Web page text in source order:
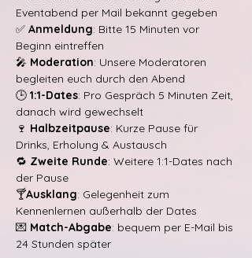
Eventabend per Mail bekannt gegeben
✅ Anmeldung: Bitte 15 Minuten vor
Beginn eintreffen
🎤 Moderation: Unsere Moderatoren
begleiten euch durch den Abend
🕒 1:1-Dates: Pro Gespräch 5 Minuten Zeit,
danach wird gewechselt
🍷 Halbzeitpause: Kurze Pause für
Drinks, Erholung & Austausch
🔁 Zweite Runde: Weitere 1:1-Dates nach
der Pause
🍸Ausklang: Gelegenheit zum
Kennenlernen außerhalb der Dates
💌 Match-Abgabe: bequem per E-Mail bis
24 Stunden später